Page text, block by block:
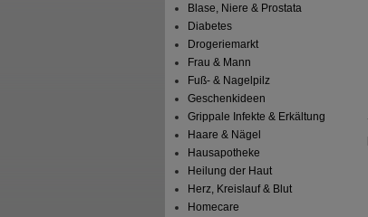
Blase, Niere & Prostata
Diabetes
Drogeriemarkt
Frau & Mann
Fuß- & Nagelpilz
Geschenkideen
Grippale Infekte & Erkältung
Haare & Nägel
Hausapotheke
Heilung der Haut
Herz, Kreislauf & Blut
Homecare